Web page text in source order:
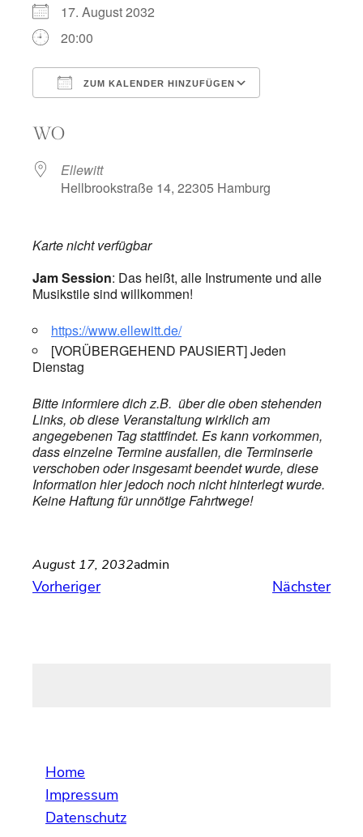
17. August 2032
20:00
ZUM KALENDER HINZUFÜGEN
WO
Ellewitt
Hellbrookstraße 14, 22305 Hamburg
Karte nicht verfügbar
Jam Session: Das heißt, alle Instrumente und alle
Musikstile sind willkommen!
https://www.ellewitt.de/
[VORÜBERGEHEND PAUSIERT] Jeden
Dienstag
Bitte informiere dich z.B. über die oben stehenden
Links, ob diese Veranstaltung wirklich am
angegebenen Tag stattfindet. Es kann vorkommen,
dass einzelne Termine ausfallen, die Terminserie
verschoben oder insgesamt beendet wurde, diese
Information hier jedoch noch nicht hinterlegt wurde.
Keine Haftung für unnötige Fahrtwege!
August 17, 2032admin
Vorheriger Nächster
Home
Impressum
Datenschutz